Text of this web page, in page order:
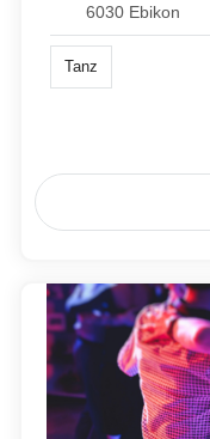
6030 Ebikon
Tanz